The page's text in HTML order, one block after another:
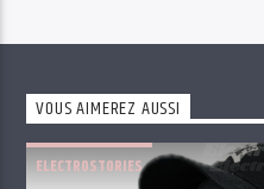
VOUS AIMEREZ AUSSI
ELECTROSTORIES